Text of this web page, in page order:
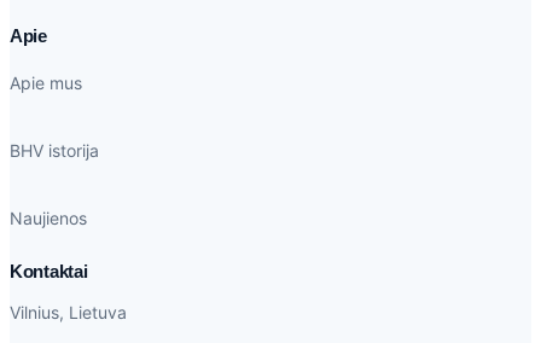
Apie
Apie mus
BHV istorija
Naujienos
Kontaktai
Vilnius, Lietuva